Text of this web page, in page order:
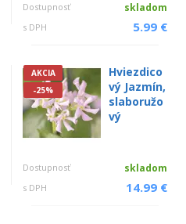
Dostupnosť skladom
s DPH 5.99 €
AKCIA
-25%
Hviezdico
vý Jazmín,
slaboružo
vý
Dostupnosť skladom
s DPH 14.99 €